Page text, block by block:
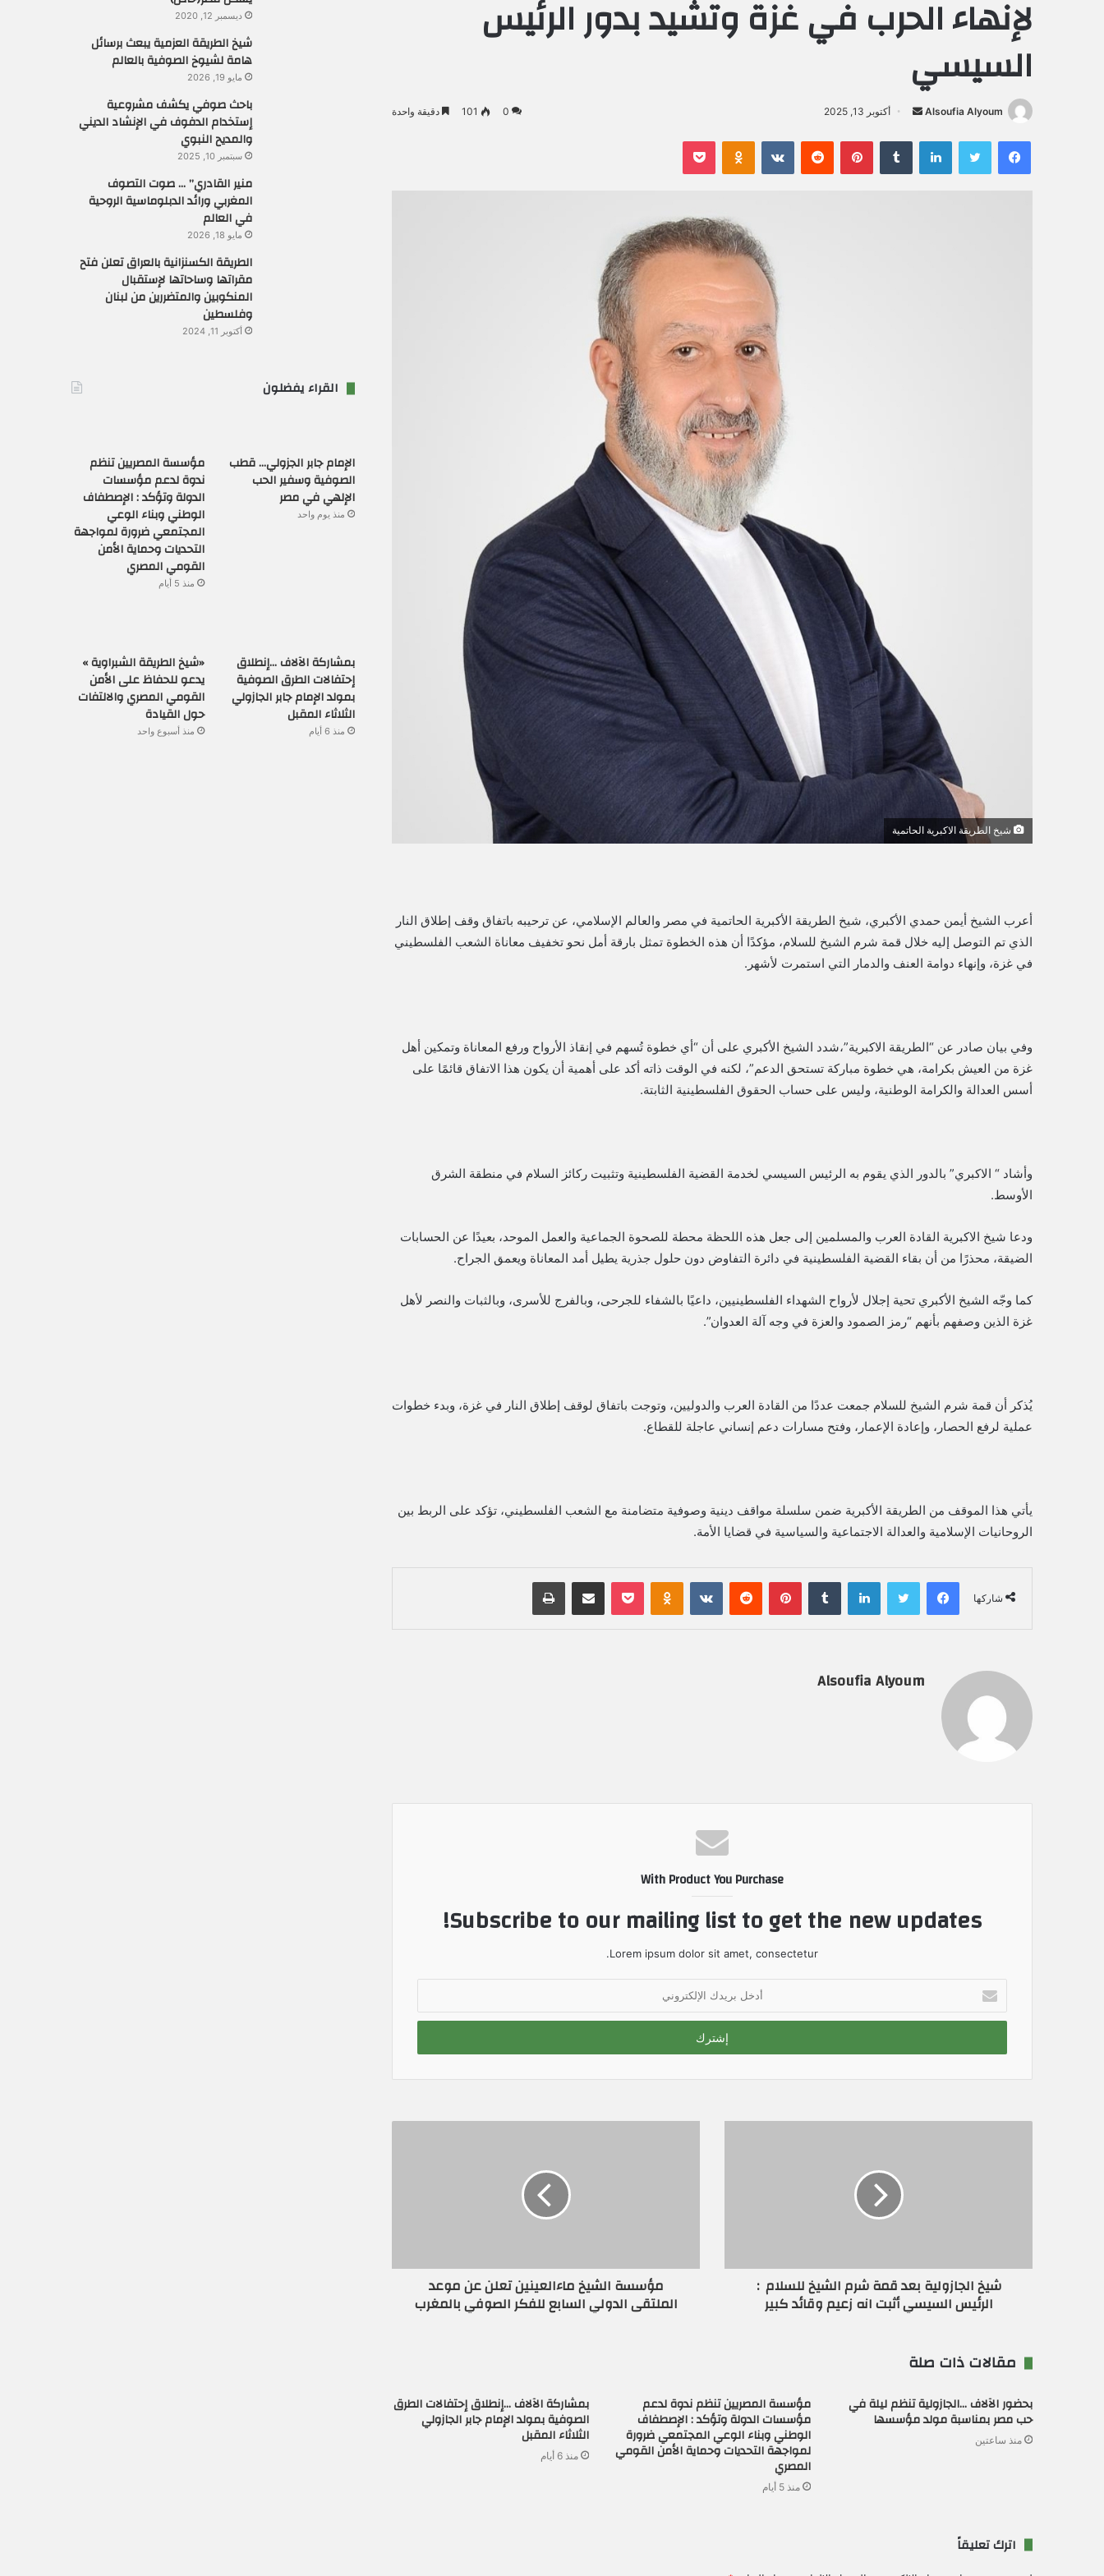
لإنهاء الحرب في غزة وتشيد بدور الرئيس
السيسي
Alsoufia Alyoum
ل
أكتوبر 13, 2025 0
101 دقيقة واحدة
فيسبوك لينكدإن بينتيريست
شيخ الطريقة الاكبرية الحاتمية
أعرب الشيخ أيمن حمدي الأكبري، شيخ الطريقة الأكبرية الحاتمية في مصر والعالم الإسلامي، عن ترحيبه باتفاق وقف إطلاق النار
الذي تم التوصل إليه خلال قمة شرم الشيخ للسلام، مؤكدًا أن هذه الخطوة تمثل بارقة أمل نحو تخفيف معاناة الشعب الفلسطيني
في غزة، وإنهاء دوامة العنف والدمار التي استمرت لأشهر.
وفي بيان صادر عن “الطريقة الاكبرية”،شدد الشيخ الأكبري على أن “أي خطوة تُسهم في إنقاذ الأرواح ورفع المعاناة وتمكين أهل
غزة من العيش بكرامة، هي خطوة مباركة تستحق الدعم”، لكنه في الوقت ذاته أكد على أهمية أن يكون هذا الاتفاق قائمًا على
أسس العدالة والكرامة الوطنية، وليس على حساب الحقوق الفلسطينية الثابتة.
وأشاد “ الاكبري” بالدور الذي يقوم به الرئيس السيسي لخدمة القضية الفلسطينية وتثبيت ركائز السلام في منطقة الشرق
الأوسط.
ودعا شيخ الاكبرية القادة العرب والمسلمين إلى جعل هذه اللحظة محطة للصحوة الجماعية والعمل الموحد، بعيدًا عن الحسابات
الضيقة، محذرًا من أن بقاء القضية الفلسطينية في دائرة التفاوض دون حلول جذرية يطيل أمد المعاناة ويعمق الجراح.
كما وجّه الشيخ الأكبري تحية إجلال لأرواح الشهداء الفلسطينيين، داعيًا بالشفاء للجرحى، وبالفرج للأسرى، وبالثبات والنصر لأهل
غزة الذين وصفهم بأنهم “رمز الصمود والعزة في وجه آلة العدوان”.
يُذكر أن قمة شرم الشيخ للسلام جمعت عددًا من القادة العرب والدوليين، وتوجت باتفاق لوقف إطلاق النار في غزة، وبدء خطوات
عملية لرفع الحصار، وإعادة الإعمار، وفتح مسارات دعم إنساني عاجلة للقطاع.
يأتي هذا الموقف من الطريقة الأكبرية ضمن سلسلة مواقف دينية وصوفية متضامنة مع الشعب الفلسطيني، تؤكد على الربط بين
الروحانيات الإسلامية والعدالة الاجتماعية والسياسية في قضايا الأمة.
شاركها
فيسبوك لينكدإن بينتيريست بوكيت
Alsoufia Alyoum
With Product You Purchase
Subscribe to our mailing list to get the new updates!
Lorem ipsum dolor sit amet, consectetur.
خ
ب
ك
شيخ الجازولية بعد قمة شرم الشيخ للسلام :
الرئيس السيسي أثبت انه زعيم وقائد كبير
مؤسسة الشيخ ماءالعينين تعلن عن موعد
الملتقى الدولي السابع للفكر الصوفي بالمغرب
مقالات ذات صلة
بحضور الآلاف …الجازولية تنظم ليلة في
حب مصر بمناسبة مولد مؤسسها
منذ ساعتين
مؤسسة المصريين تنظم ندوة لدعم
مؤسسات الدولة وتؤكد : الإصطفاف
الوطني وبناء الوعي المجتمعي ضرورة
لمواجهة التحديات وحماية الأمن القومي
المصري
منذ 5 أيام
بمشاركة الآلاف …إنطلاق إحتفالات الطرق
الصوفية بمولد الإمام جابر الجازولي
الثلاثاء المقبل
منذ 6 أيام
اترك تعليقاً
ديسمبر 12, 2020
شيخ الطريقة العزمية يبعث برسائل
هامة لشيوخ الصوفية بالعالم
مايو 19, 2026
باحث صوفي يكشف مشروعية
إستخدام الدفوف في الإنشاد الديني
والمديح النبوي
سبتمبر 10, 2025
منير القادري” … صوت التصوف
المغربي ورائد الدبلوماسية الروحية
في العالم
مايو 18, 2026
الطريقة الكسنزانية بالعراق تعلن فتح
مقراتها وساحاتها لإستقبال
المنكوبين والمتضررين من لبنان
وفلسطين
أكتوبر 11, 2024
القراء يفضلون
الإمام جابر الجزولي… قطب
الصوفية وسفير الحب
الإلهي في مصر
منذ يوم واحد
مؤسسة المصريين تنظم
ندوة لدعم مؤسسات
الدولة وتؤكد : الإصطفاف
الوطني وبناء الوعي
المجتمعي ضرورة لمواجهة
التحديات وحماية الأمن
القومي المصري
منذ 5 أيام
بمشاركة الآلاف …إنطلاق
إحتفالات الطرق الصوفية
بمولد الإمام جابر الجازولي
الثلاثاء المقبل
منذ 6 أيام
«شيخ الطريقة الشبراوية »
يدعو للحفاظ على الأمن
القومي المصري والالتفات
حول القيادة
منذ أسبوع واحد